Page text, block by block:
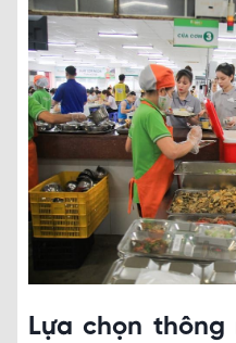
Lựa chọn